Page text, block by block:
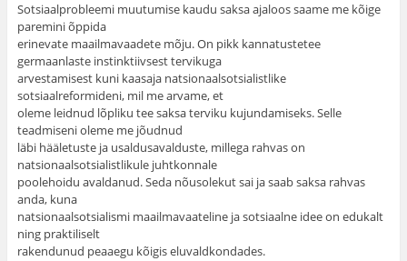
Sotsiaalprobleemi muutumise kaudu saksa ajaloos saame me kõige
paremini õppida
erinevate maailmavaadete mõju. On pikk kannatustetee
germaanlaste instinktiivsest tervikuga
arvestamisest kuni kaasaja natsionaalsotsialistlike
sotsiaalreformideni, mil me arvame, et
oleme leidnud lõpliku tee saksa terviku kujundamiseks. Selle
teadmiseni oleme me jõudnud
läbi hääletuste ja usaldusavalduste, millega rahvas on
natsionaalsotsialistlikule juhtkonnale
poolehoidu avaldanud. Seda nõusolekut sai ja saab saksa rahvas
anda, kuna
natsionaalsotsialismi maailmavaateline ja sotsiaalne idee on edukalt
ning praktiliselt
rakendunud peaaegu kõigis eluvaldkondades.